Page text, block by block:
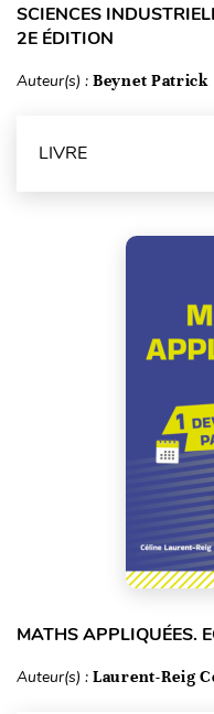
SCIENCES
2E ÉDITION
Auteur(s) : Beynet Patrick
LIVRE
MATHS APPLIQUÉES.
Auteur(s) : Laurent-Reig